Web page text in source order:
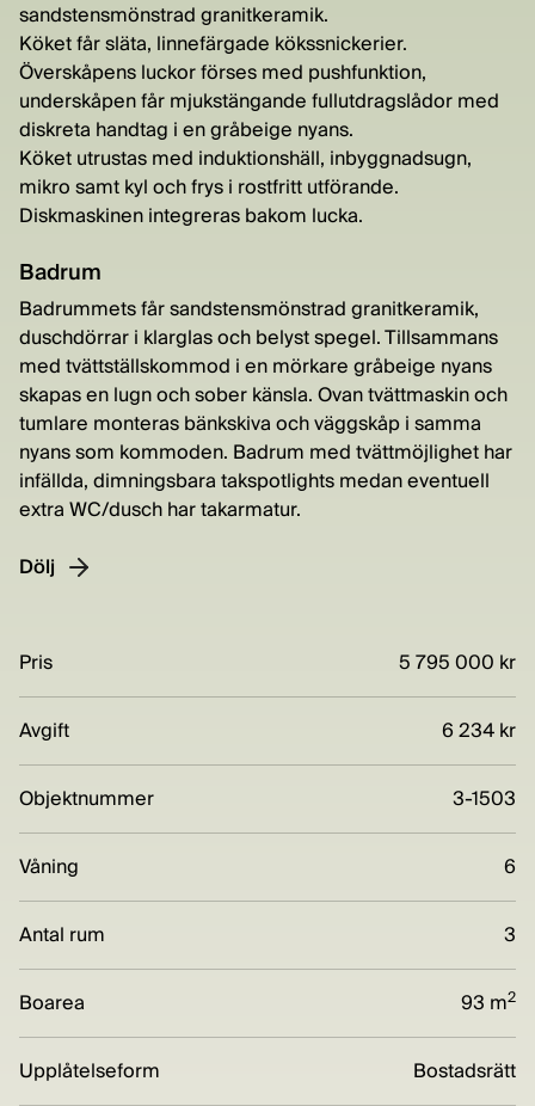
sandstensmönstrad granitkeramik.
Köket får släta, linnefärgade kökssnickerier.
Överskåpens luckor förses med pushfunktion,
underskåpen får mjukstängande fullutdragslådor med
diskreta handtag i en gråbeige nyans.
Köket utrustas med induktionshäll, inbyggnadsugn,
mikro samt kyl och frys i rostfritt utförande.
Diskmaskinen integreras bakom lucka.
Badrum
Badrummets får sandstensmönstrad granitkeramik,
duschdörrar i klarglas och belyst spegel. Tillsammans
med tvättställskommod i en mörkare gråbeige nyans
skapas en lugn och sober känsla. Ovan tvättmaskin och
tumlare monteras bänkskiva och väggskåp i samma
nyans som kommoden. Badrum med tvättmöjlighet har
infällda, dimningsbara takspotlights medan eventuell
extra WC/dusch har takarmatur.
Dölj
Pris 5 795 000 kr
Avgift 6 234 kr
Objektnummer 3-1503
Våning 6
Antal rum 3
Boarea 93 m2
Upplåtelseform Bostadsrätt